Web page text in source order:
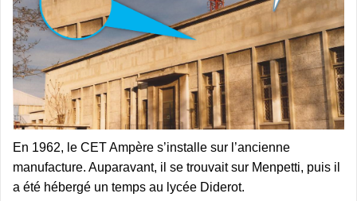
En 1962, le CET Ampère s’installe sur l’ancienne
manufacture. Auparavant, il se trouvait sur Menpetti, puis il
a été hébergé un temps au lycée Diderot.